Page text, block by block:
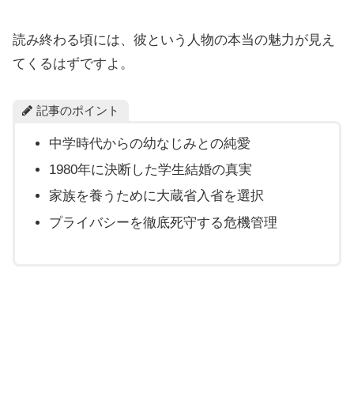
読み終わる頃には、彼という人物の本当の魅力が見え
てくるはずですよ。
記事のポイント
中学時代からの幼なじみとの純愛
1980年に決断した学生結婚の真実
家族を養うために大蔵省入省を選択
プライバシーを徹底死守する危機管理